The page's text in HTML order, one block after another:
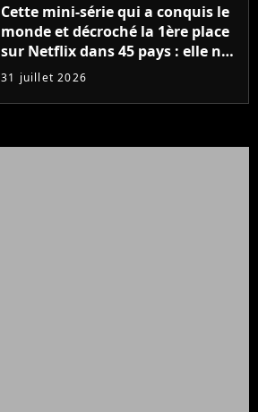
Cette mini-série qui a conquis le
monde et décroché la 1ère place
sur Netflix dans 45 pays : elle ne
compte que 10 épisodes et c'est
un phénomène mondial
31 juillet 2026